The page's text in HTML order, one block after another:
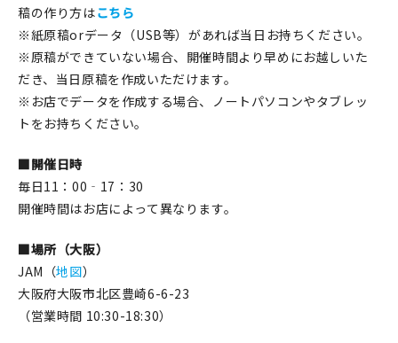
稿の作り方はこちら
※紙原稿orデータ（USB等）があれば当日お持ちください。
※原稿ができていない場合、開催時間より早めにお越しいた
だき、当日原稿を作成いただけます。
※お店でデータを作成する場合、ノートパソコンやタブレッ
トをお持ちください。
■開催日時
毎日11：00‐17：30
開催時間はお店によって異なります。
■場所（大阪）
JAM（地図）
大阪府大阪市北区豊崎6-6-23
（営業時間 10:30-18:30）